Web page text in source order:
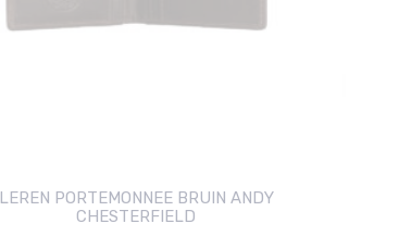
LEREN PORTEMONNEE BRUIN ANDY
CHESTERFIELD